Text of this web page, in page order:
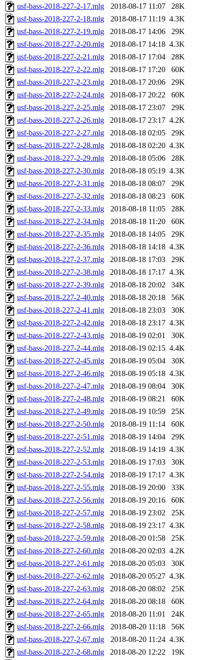
usf-bass-2018-227-2-17.mlg
2018-08-17 11:07
28K
usf-bass-2018-227-2-18.mlg
2018-08-17 11:19 4.3K
usf-bass-2018-227-2-19.mlg
2018-08-17 14:06
29K
usf-bass-2018-227-2-20.mlg
2018-08-17 14:18 4.3K
usf-bass-2018-227-2-21.mlg
2018-08-17 17:04
28K
usf-bass-2018-227-2-22.mlg
2018-08-17 17:20
60K
usf-bass-2018-227-2-23.mlg
2018-08-17 20:06
29K
usf-bass-2018-227-2-24.mlg
2018-08-17 20:22
60K
usf-bass-2018-227-2-25.mlg
2018-08-17 23:07
29K
usf-bass-2018-227-2-26.mlg
2018-08-17 23:17 4.2K
usf-bass-2018-227-2-27.mlg
2018-08-18 02:05
29K
usf-bass-2018-227-2-28.mlg
2018-08-18 02:20 4.3K
usf-bass-2018-227-2-29.mlg
2018-08-18 05:06
28K
usf-bass-2018-227-2-30.mlg
2018-08-18 05:19 4.3K
usf-bass-2018-227-2-31.mlg
2018-08-18 08:07
29K
usf-bass-2018-227-2-32.mlg
2018-08-18 08:23
60K
usf-bass-2018-227-2-33.mlg
2018-08-18 11:05
28K
usf-bass-2018-227-2-34.mlg
2018-08-18 11:20
60K
usf-bass-2018-227-2-35.mlg
2018-08-18 14:05
29K
usf-bass-2018-227-2-36.mlg
2018-08-18 14:18 4.3K
usf-bass-2018-227-2-37.mlg
2018-08-18 17:03
29K
usf-bass-2018-227-2-38.mlg
2018-08-18 17:17 4.3K
usf-bass-2018-227-2-39.mlg
2018-08-18 20:02
34K
usf-bass-2018-227-2-40.mlg
2018-08-18 20:18
56K
usf-bass-2018-227-2-41.mlg
2018-08-18 23:03
30K
usf-bass-2018-227-2-42.mlg
2018-08-18 23:17 4.3K
usf-bass-2018-227-2-43.mlg
2018-08-19 02:01
30K
usf-bass-2018-227-2-44.mlg
2018-08-19 02:15 4.4K
usf-bass-2018-227-2-45.mlg
2018-08-19 05:04
30K
usf-bass-2018-227-2-46.mlg
2018-08-19 05:18 4.3K
usf-bass-2018-227-2-47.mlg
2018-08-19 08:04
30K
usf-bass-2018-227-2-48.mlg
2018-08-19 08:21
60K
usf-bass-2018-227-2-49.mlg
2018-08-19 10:59
25K
usf-bass-2018-227-2-50.mlg
2018-08-19 11:14
60K
usf-bass-2018-227-2-51.mlg
2018-08-19 14:04
29K
usf-bass-2018-227-2-52.mlg
2018-08-19 14:19 4.3K
usf-bass-2018-227-2-53.mlg
2018-08-19 17:03
30K
usf-bass-2018-227-2-54.mlg
2018-08-19 17:17 4.3K
usf-bass-2018-227-2-55.mlg
2018-08-19 20:00
33K
usf-bass-2018-227-2-56.mlg
2018-08-19 20:16
60K
usf-bass-2018-227-2-57.mlg
2018-08-19 23:02
25K
usf-bass-2018-227-2-58.mlg
2018-08-19 23:17 4.3K
usf-bass-2018-227-2-59.mlg
2018-08-20 01:58
25K
usf-bass-2018-227-2-60.mlg
2018-08-20 02:03 4.2K
usf-bass-2018-227-2-61.mlg
2018-08-20 05:03
30K
usf-bass-2018-227-2-62.mlg
2018-08-20 05:27 4.3K
usf-bass-2018-227-2-63.mlg
2018-08-20 08:02
25K
usf-bass-2018-227-2-64.mlg
2018-08-20 08:18
60K
usf-bass-2018-227-2-65.mlg
2018-08-20 11:01
24K
usf-bass-2018-227-2-66.mlg
2018-08-20 11:18
56K
usf-bass-2018-227-2-67.mlg
2018-08-20 11:24 4.3K
usf-bass-2018-227-2-68.mlg
2018-08-20 12:22
19K